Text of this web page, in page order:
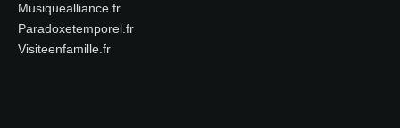
Musiquealliance.fr
Paradoxetemporel.fr
Visiteenfamille.fr